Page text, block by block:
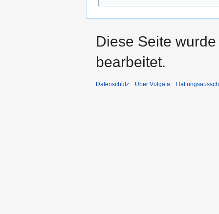
Diese Seite
bearbeitet.
Datenschutz Über Vulgata